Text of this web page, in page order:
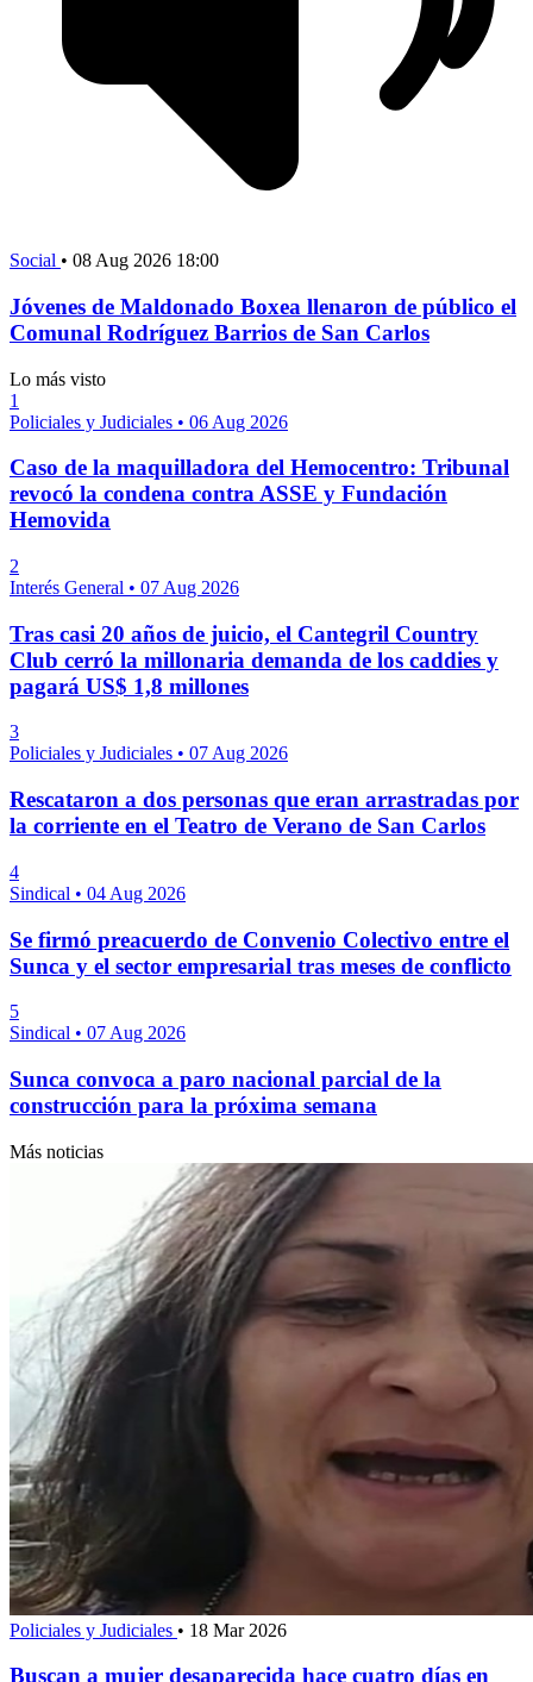
Social • 08 Aug 2026 18:00
Jóvenes de Maldonado Boxea llenaron de público el
Comunal Rodríguez Barrios de San Carlos
Lo más visto
1
Policiales y Judiciales • 06 Aug 2026
Caso de la maquilladora del Hemocentro: Tribunal
revocó la condena contra ASSE y Fundación
Hemovida
2
Interés General • 07 Aug 2026
Tras casi 20 años de juicio, el Cantegril Country
Club cerró la millonaria demanda de los caddies y
pagará US$ 1,8 millones
3
Policiales y Judiciales • 07 Aug 2026
Rescataron a dos personas que eran arrastradas por
la corriente en el Teatro de Verano de San Carlos
4
Sindical • 04 Aug 2026
Se firmó preacuerdo de Convenio Colectivo entre el
Sunca y el sector empresarial tras meses de conflicto
5
Sindical • 07 Aug 2026
Sunca convoca a paro nacional parcial de la
construcción para la próxima semana
Más noticias
Policiales y Judiciales • 18 Mar 2026
Buscan a mujer desaparecida hace cuatro días en